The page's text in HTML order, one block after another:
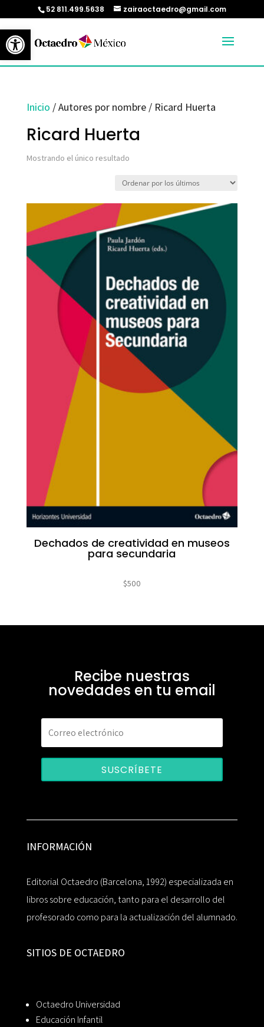
Abrir barra de herramientas
52 811.499.5638 zairaoctaedro@gmail.com
Inicio / Autores por nombre / Ricard Huerta
Ricard Huerta
Mostrando el único resultado
Dechados de creatividad en museos
para secundaria
$500
Recibe nuestras
novedades en tu email
SUSCRÍBETE
INFORMACIÓN
Editorial Octaedro (Barcelona, 1992) especializada en
libros sobre educación, tanto para el desarrollo del
profesorado como para la actualización del alumnado.
SITIOS DE OCTAEDRO
Octaedro Universidad
Educación Infantil